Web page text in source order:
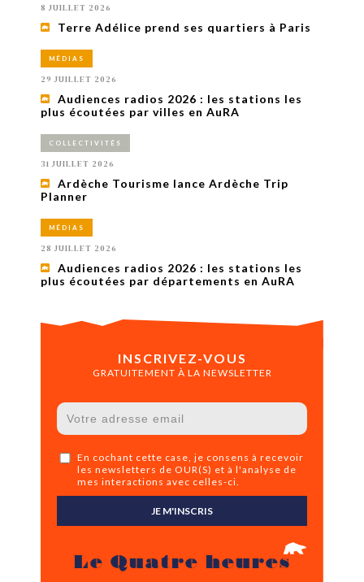
8 JUILLET 2026
Terre Adélice prend ses quartiers à Paris
MÉDIAS
29 JUILLET 2026
Audiences radios 2026 : les stations les
plus écoutées par villes en AuRA
COLLECTIVITÉS
31 JUILLET 2026
Ardèche Tourisme lance Ardèche Trip
Planner
MÉDIAS
28 JUILLET 2026
Audiences radios 2026 : les stations les
plus écoutées par départements en AuRA
INSCRIVEZ-VOUS
GRATUITEMENT À LA NEWSLETTER
En cochant cette case, je consens à recevoir
les newsletters de OUR(S) et à l'analyse de
mes interactions avec celles-ci.
JE M'INSCRIS
Le Quatre heures